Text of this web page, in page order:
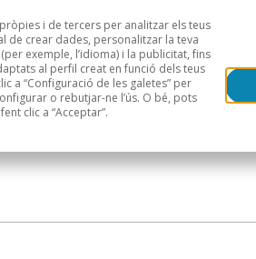
Àrees geogràfiques
i de tercers per analitzar els teus
de crear dades, personalitzar la teva
exemple, l’idioma) i la publicitat, fins
al perfil creat en funció dels teus
a “Configuració de les galetes” per
o rebutjar-ne l’ús. O bé, pots
clic a “Acceptar”.